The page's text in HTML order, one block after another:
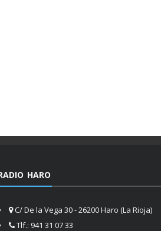
HARO
C/ De la Vega 30 - 26200 Haro (La Rioja)
Tlf.: 941 31 07 33